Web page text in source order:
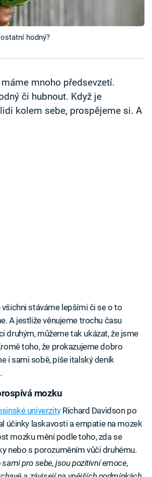
hodný?
mnoho předsevzetí.
či hubnout. Když je
kolem sebe, prospějeme si. A
stáváme lepšími či se o to
A jestliže věnujeme trochu času
druhým, můžeme tak ukázat, že jsme
toho, že prokazujeme dobro
i sami sobě, píše italský deník
.
mozku
univerzityRichard Davidson po
účinky laskavosti a empatie na mozek
mozku mění podle toho, zda se
nebo s porozuměním vůči druhému.
pro sebe, jsou pozitivní emoce,